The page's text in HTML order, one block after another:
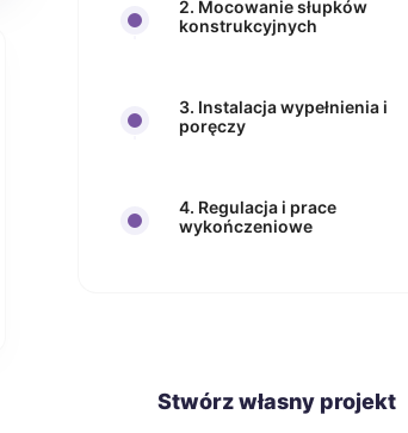
2. Mocowanie słupków
konstrukcyjnych
3. Instalacja wypełnienia i
poręczy
4. Regulacja i prace
wykończeniowe
Stwórz własny projekt